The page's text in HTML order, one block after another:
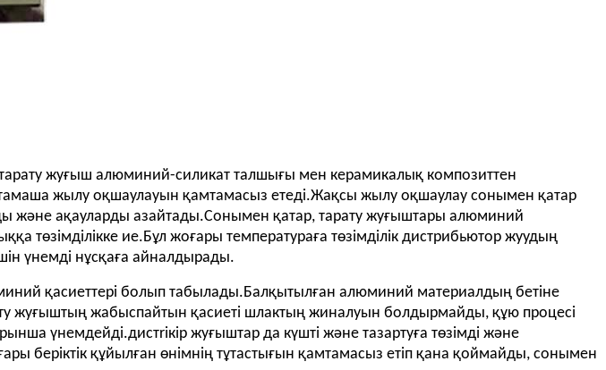
жуғыш алюминий-силикат талшығы мен керамикалық композиттен
жылу оқшаулауын қамтамасыз етеді.Жақсы жылу оқшаулау сонымен қатар
және ақауларды азайтады.Сонымен қатар, тарату жуғыштары алюминий
төзімділікке ие.Бұл жоғары температураға төзімділік дистрибьютор жуудың
үнемді нұсқаға айналдырады.
қасиеттері болып табылады.Балқытылған алюминий материалдың бетіне
жуғыштың жабыспайтын қасиеті шлактың жиналуын болдырмайды, құю процесі
үнемдейді.дистriкір жуғыштар да күшті және тазартуға төзімді және
құйылған өнімнің тұтастығын қамтамасыз етіп қана қоймайды, сонымен